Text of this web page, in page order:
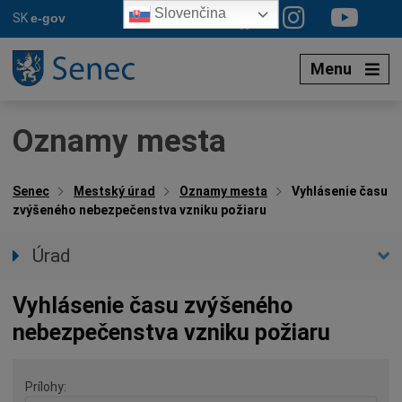
SKe-gov
Menu
Oznamy mesta
Senec Mestský úrad Oznamy mesta
Vyhlásenie času
zvýšeného nebezpečenstva vzniku požiaru
Úrad
Úradné hodiny
Úradné sekcie
Agendy (Životné situácie)
Vyhlásenie času zvýšeného
nebezpečenstva vzniku požiaru
Prílohy
Slovenčina